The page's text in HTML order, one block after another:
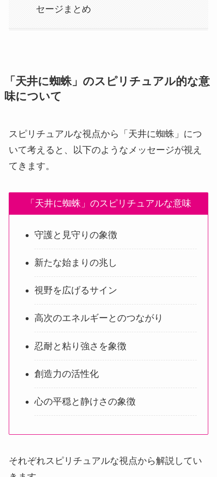
セージまとめ
「天井に蜘蛛」のスピリチュアル的な意
味について
スピリチュアルな視点から「天井に蜘蛛」につ
いて考えると、以下のようなメッセージが視え
てきます。
「天井に蜘蛛」のスピリチュアルな意味
守護と見守りの象徴
新たな始まりの兆し
視野を広げるサイン
高次のエネルギーとのつながり
忍耐と粘り強さを象徴
創造力の活性化
心の平穏と静けさの象徴
それぞれスピリチュアルな視点から解説してい